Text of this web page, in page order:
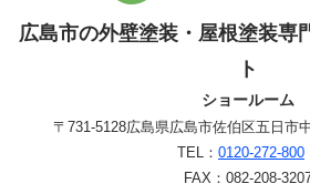
広島市の外壁塗装・屋根塗装専
ト
ショールーム
〒731-5128広島県広島市佐伯区五日市
TEL： 0120-272-800
FAX：082-208-